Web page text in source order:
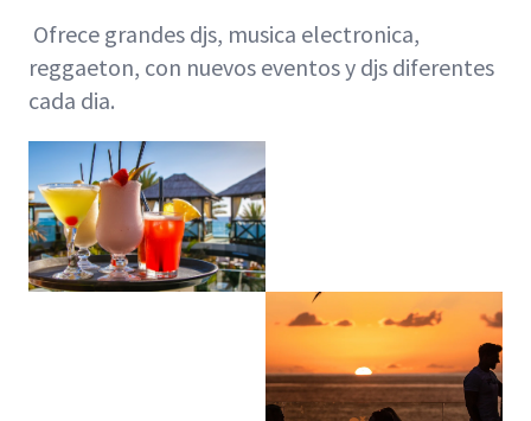
Ofrece grandes djs, musica electronica,
reggaeton, con nuevos eventos y djs diferentes
cada dia.